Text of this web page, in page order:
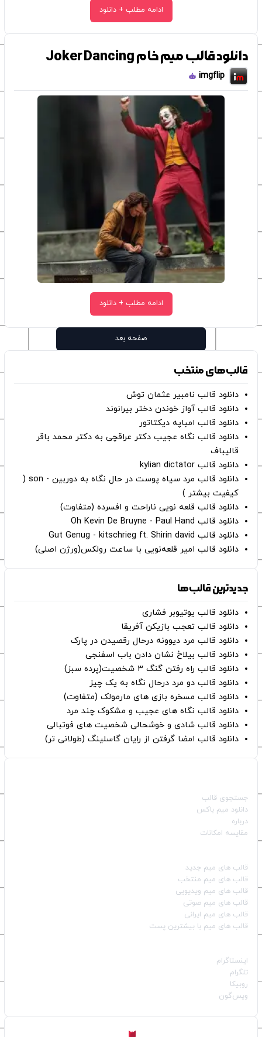
ادامه مطلب + دانلود
دانلود قالب میم خام Joker Dancing
imgflip
ادامه مطلب + دانلود
صفحه بعد
قالب‌های منتخب
دانلود قالب نامبیر عثمان ‌توش
دانلود قالب آواز خوندن دختر بیرانوند
دانلود قالب امباپه دیکتاتور
دانلود قالب نگاه عجیب دکتر عراقچی به دکتر محمد باقر
قالیباف
دانلود قالب kylian dictator
دانلود قالب مرد سیاه پوست در حال نگاه به دوربین - son (
کیفیت بیشتر )
دانلود قالب قلعه نویی ناراحت و افسرده (متفاوت)
دانلود قالب Oh Kevin De Bruyne - Paul Hand
دانلود قالب Gut Genug - kitschrieg ft. Shirin david
دانلود قالب امیر قلعه‌نویی با ساعت رولکس(ورژن اصلی)
جدیدترین قالب‌ها
دانلود قالب یوتیوبر فشاری
دانلود قالب تعجب بازیکن آفریقا
دانلود قالب مرد دیوونه درحال رقصیدن در پارک
دانلود قالب بیلاخ نشان دادن باب اسفنجی
دانلود قالب راه رفتن گنگ ۳ شخصیت(پرده سبز)
دانلود قالب دو مرد درحال نگاه به یک چیز
دانلود قالب مسخره بازی های مارمولک (متفاوت)
دانلود قالب نگاه های عجیب و مشکوک چند مرد
دانلود قالب شادی و خوشحالی شخصیت های فوتبالی
دانلود قالب امضا گرفتن از رایان گاسلینگ (طولانی تر)
جستجوی قالب
دانلود میم باکس
درباره
مقایسه امکانات
قالب‌ های میم جدید
قالب‌ های میم منتخب
قالب‌ های میم ویدیویی
قالب‌ های میم صوتی
قالب‌ های میم ایرانی
قالب‌ های میم با بیشترین پست
اینستاگرام
تلگرام
روبیکا
ویس‌گون